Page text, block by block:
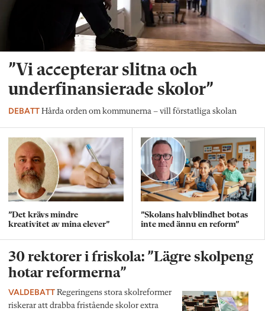
”Vi accepterar slitna och
underfinansierade skolor”
DEBATT Hårda orden om kommunerna – vill förstatliga skolan
”Det krävs mindre
kreativitet av mina elever”
”Skolans halvblindhet botas
inte med ännu en reform”
30 rektorer i friskola: ”Lägre skolpeng
hotar reformerna”
VALDEBATT Regeringens stora skolreformer
riskerar att drabba fristående skolor extra